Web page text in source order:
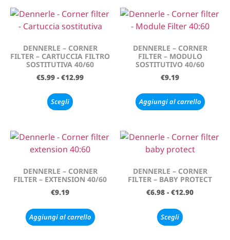
DENNERLE – CORNER
FILTER – CARTUCCIA FILTRO
SOSTITUTIVA 40/60
€5.99 - €12.99
Scegli
DENNERLE – CORNER
FILTER – MODULO
SOSTITUTIVO 40/60
€9.19
Aggiungi al carrello
DENNERLE – CORNER
FILTER – EXTENSION 40/60
€9.19
Aggiungi al carrello
DENNERLE – CORNER
FILTER – BABY PROTECT
€6.98 - €12.90
Scegli